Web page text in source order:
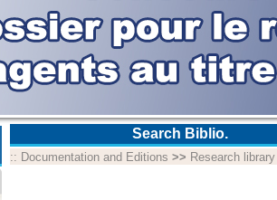
Search Biblio.
:: Documentation and Editions >> Research library